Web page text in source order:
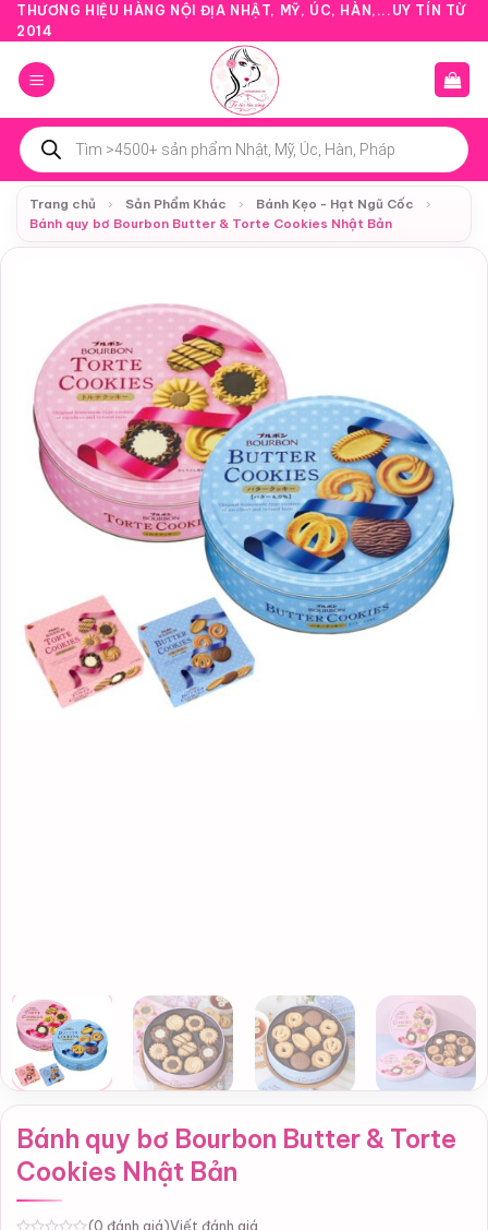
Bỏ
qua
nội
dung
THƯƠNG HIỆU HÀNG NỘI ĐỊA NHẬT, MỸ, ÚC, HÀN,...UY TÍN TỪ
2014
Tìm
kiếm
sản
phẩm
Trang chủ
› Sản Phẩm Khác › Bánh Kẹo - Hạt Ngũ Cốc
›
Bánh quy bơ Bourbon Butter & Torte Cookies Nhật Bản
Bánh quy bơ Bourbon Butter & Torte
Cookies Nhật Bản
(0 đánh giá)Viết đánh giá